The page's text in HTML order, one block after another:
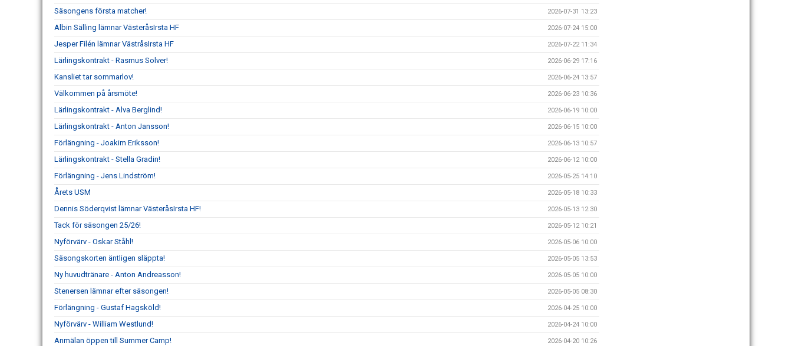
Säsongens första matcher! 2026-07-31 13:23
Albin Sälling lämnar VästeråsIrsta HF 2026-07-24 15:00
Jesper Filén lämnar VästråsIrsta HF 2026-07-22 11:34
Lärlingskontrakt - Rasmus Solver! 2026-06-29 17:16
Kansliet tar sommarlov! 2026-06-24 13:57
Välkommen på årsmöte! 2026-06-23 10:36
Lärlingskontrakt - Alva Berglind! 2026-06-19 10:00
Lärlingskontrakt - Anton Jansson! 2026-06-15 10:00
Förlängning - Joakim Eriksson! 2026-06-13 10:57
Lärlingskontrakt - Stella Gradin! 2026-06-12 10:00
Förlängning - Jens Lindström! 2026-05-25 14:10
Årets USM 2026-05-18 10:33
Dennis Söderqvist lämnar VästeråsIrsta HF! 2026-05-13 12:30
Tack för säsongen 25/26! 2026-05-12 10:21
Nyförvärv - Oskar Ståhl! 2026-05-06 10:00
Säsongskorten äntligen släppta! 2026-05-05 13:53
Ny huvudtränare - Anton Andreasson! 2026-05-05 10:00
Stenersen lämnar efter säsongen! 2026-05-05 08:30
Förlängning - Gustaf Hagsköld! 2026-04-25 10:00
Nyförvärv - William Westlund! 2026-04-24 10:00
Anmälan öppen till Summer Camp! 2026-04-20 10:26